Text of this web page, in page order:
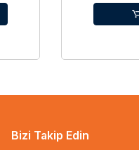
Bizi Takip Edin